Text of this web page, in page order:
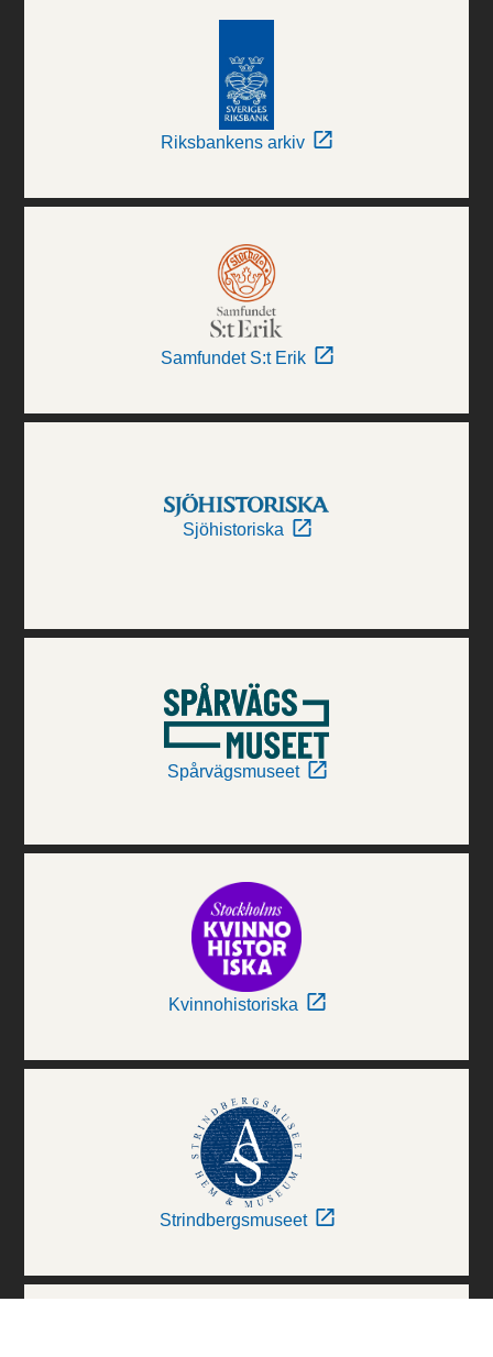
Riksbankens arkiv
Samfundet S:t Erik
Sjöhistoriska
Spårvägsmuseet
Kvinnohistoriska
Strindbergsmuseet